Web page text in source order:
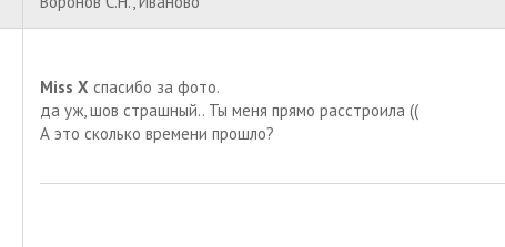
Miss X спасибо за фото.
да уж, шов страшный.. Ты меня прямо расстроила ((
А это сколько времени прошло?